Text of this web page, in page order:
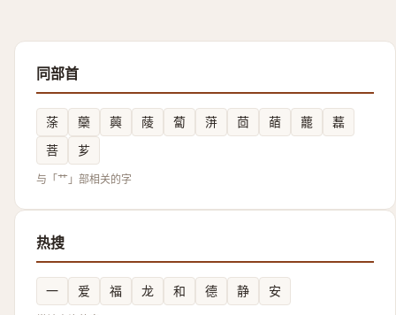
同部首
蒤 虊 䕟 䔖 蔔 蓱 茴 䔤 藣
藞
菩
芗
与「艹」部相关的字
热搜
一 爱 福 龙 和 德 静 安